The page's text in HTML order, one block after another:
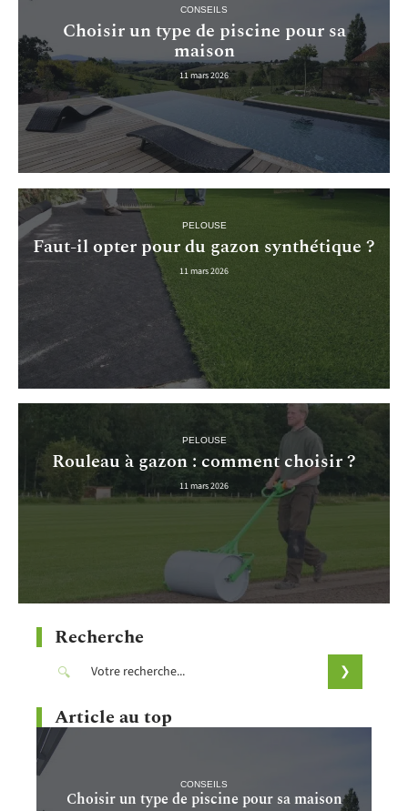
CONSEILS
Choisir un type de piscine pour sa
maison
11 mars 2026
PELOUSE
Faut-il opter pour du gazon synthétique ?
11 mars 2026
PELOUSE
Rouleau à gazon : comment choisir ?
11 mars 2026
Recherche
Article au top
CONSEILS
Choisir un type de piscine pour sa maison